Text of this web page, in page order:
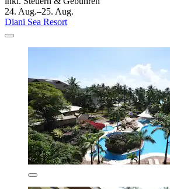
24. Aug.–25. Aug.
Diani Sea Resort